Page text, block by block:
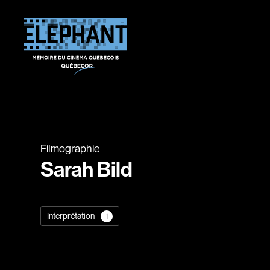
Filmographie
Sarah Bild
Interprétation 1